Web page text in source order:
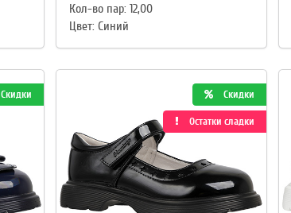
Кол-во пар: 12,00
Цвет: Синий
Скидки Скидки
Остатки сладки